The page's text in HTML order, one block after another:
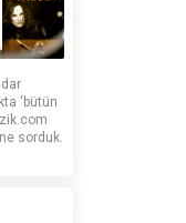
‘bütün
sorduk.